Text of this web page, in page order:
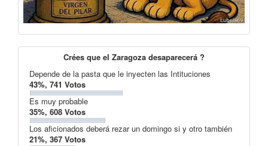
Crées que el Zaragoza desaparecerá ?
Depende de la pasta que le inyecten las Intituciones
43%, 741 Votos
Es muy probable
35%, 608 Votos
Los aficionados deberá rezar un domingo si y otro también
21%, 367 Votos